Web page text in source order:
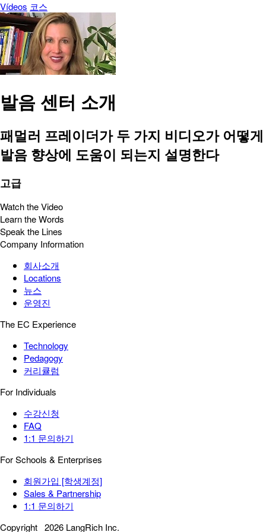
Vídeos 코스
발음 센터 소개
패멀러 프레이더가 두 가지 비디오가 어떻게
발음 향상에 도움이 되는지 설명한다
고급
Watch the Video
Learn the Words
Speak the Lines
Company Information
회사소개
Locations
뉴스
운영진
The EC Experience
Technology
Pedagogy
커리큘럼
For Individuals
수강신청
FAQ
1:1 문의하기
For Schools & Enterprises
회원가입 [학생계정]
Sales & Partnership
1:1 문의하기
Copyright 2026 LangRich Inc.